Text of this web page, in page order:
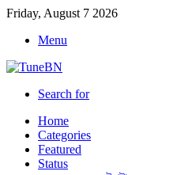
Friday, August 7 2026
Menu
Search for
Home
Categories
Featured
Status